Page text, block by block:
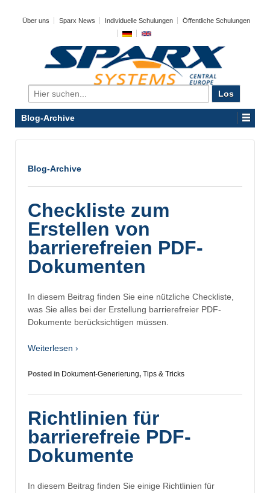
Über uns Sparx News Individuelle Schulungen Öffentliche Schulungen
Search
for:
Blog-Archive
Blog-Archive
Checkliste zum
Erstellen von
barrierefreien PDF-
Dokumenten
In diesem Beitrag finden Sie eine nützliche Checkliste,
was Sie alles bei der Erstellung barrierefreier PDF-
Dokumente berücksichtigen müssen.
Weiterlesen ›
Posted in Dokument-Generierung, Tips & Tricks
Richtlinien für
barrierefreie PDF-
Dokumente
In diesem Beitrag finden Sie einige Richtlinien für